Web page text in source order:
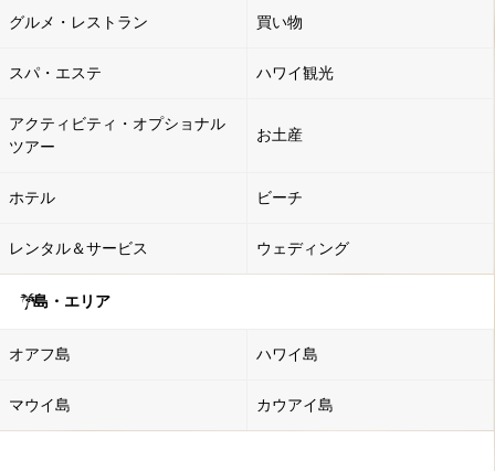
グルメ・レストラン 買い物
スパ・エステ ハワイ観光
アクティビティ・オプショナル
ツアー
お土産
ホテル ビーチ
レンタル＆サービス ウェディング
島・エリア
オアフ島 ハワイ島
マウイ島 カウアイ島